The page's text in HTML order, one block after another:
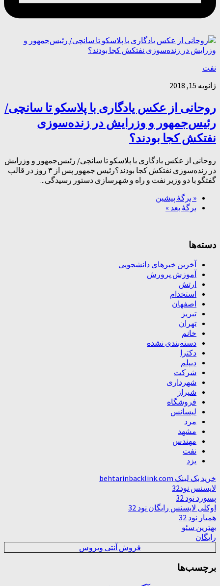
نفت
ژانویه 15, 2018
روحانی از عکس یادگاری با پلاسکو تا سانچی/
رئیس‌جمهور و وزرایش در زنده‌سوزی
نفتکش کجا بودند؟
روحانی از عکس یادگاری با پلاسکو تا سانچی/ رئیس‌جمهور و وزرایش
در زنده‌سوزی نفتکش کجا بودند؟رئیس جمهور پس از ۳ روز در قالب
گفتگو با دو وزیر نفت و راه و شهرسازی دستور رسیدگی...
« برگه‌ٔ پیشین
برگهٔ بعد »
دسته‌ها
آخرین خبرهای دانشجویی
آموزش پرورش
ارتش
استخدام
اصفهان
تبریز
تهران
خانم
دسته‌بندی نشده
دکترا
دیپلم
شرکت
شهرداری
شیراز
فروشگاه
لیسانس
مرد
مشهد
مهندس
نفت
یزد
خرید بک لینک behtarinbacklink.com
لایسنس نود32
پسورد نود 32
اوکلی لایسنس رایگان نود 32
همیار نود 32
بهترین سئو
رایگان
فروش آنتی ویروس
برچسب‌ها